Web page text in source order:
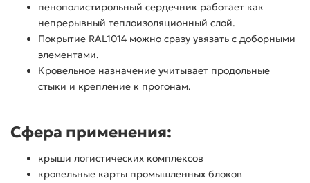
пенополистирольный сердечник работает как
непрерывный теплоизоляционный слой.
Покрытие RAL1014 можно сразу увязать с доборными
элементами.
Кровельное назначение учитывает продольные
стыки и крепление к прогонам.
Сфера применения:
крыши логистических комплексов
кровельные карты промышленных блоков